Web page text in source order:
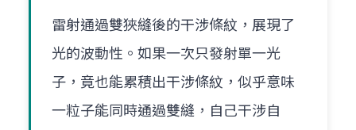
雷射通過雙狹縫後的干涉條紋，展現了
光的波動性。如果一次只發射單一光
子，竟也能累積出干涉條紋，似乎意味
一粒子能同時通過雙縫，自己干涉自